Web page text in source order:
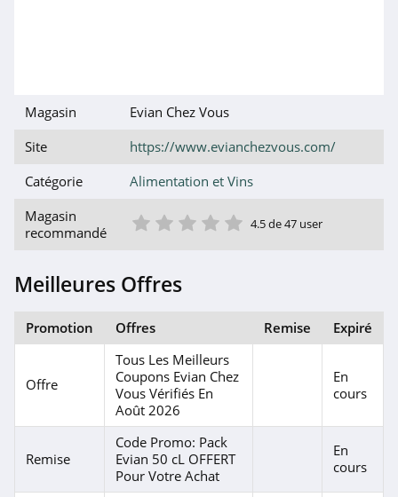
Magasin
Evian Chez Vous
Site
https://www.evianchezvous.com/
Catégorie
Alimentation et Vins
Magasin
recommandé
5 étoile
4 étoile
3 étoile
2 étoile
1 étoile4.5 de 47 user
Meilleures Offres
Promotion Offres Remise Expiré
Offre
Tous Les Meilleurs
Coupons Evian Chez
Vous Vérifiés En
Août 2026
En
cours
Remise
Code Promo: Pack
Evian 50 cL OFFERT
Pour Votre Achat
En
cours